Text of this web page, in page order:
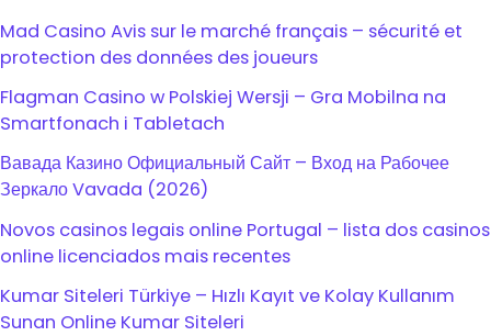
Mad Casino Avis sur le marché français – sécurité et
protection des données des joueurs
Flagman Casino w Polskiej Wersji – Gra Mobilna na
Smartfonach i Tabletach
Вавада Казино Официальный Сайт – Вход на Рабочее
Зеркало Vavada (2026)
Novos casinos legais online Portugal – lista dos casinos
online licenciados mais recentes
Kumar Siteleri Türkiye – Hızlı Kayıt ve Kolay Kullanım
Sunan Online Kumar Siteleri